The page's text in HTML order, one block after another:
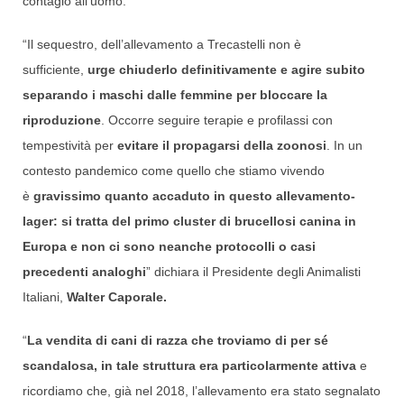
“Il sequestro, dell’allevamento a Trecastelli non è
sufficiente, urge chiuderlo definitivamente e agire subito
separando i maschi dalle femmine per bloccare la
riproduzione . Occorre seguire terapie e profilassi con
tempestività per evitare il propagarsi della zoonosi . In un
contesto pandemico come quello che stiamo vivendo
è gravissimo quanto accaduto in questo allevamento-
lager: si tratta del primo cluster di brucellosi canina in
Europa e non ci sono neanche protocolli o casi
precedenti analoghi” dichiara il Presidente degli Animalisti
Italiani, Walter Caporale.
“La vendita di cani di razza che troviamo di per sé
scandalosa, in tale struttura era particolarmente attiva e
ricordiamo che, già nel 2018, l’allevamento era stato segnalato